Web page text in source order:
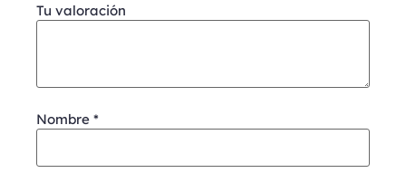
Tu valoración
Nombre *